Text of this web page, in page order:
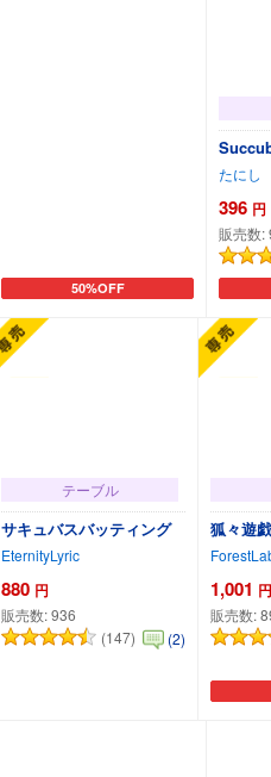
50%OFF
カートに追加
たにし
396 円
販売数:
テーブル
サキュバスバッティング
EternityLyric
880 円
販売数:936
(147)
(2)
狐々遊戯
1,001 円
販売数: